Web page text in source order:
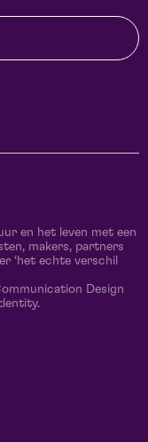
en het leven met een
makers, partners
‘het echte verschil
Design